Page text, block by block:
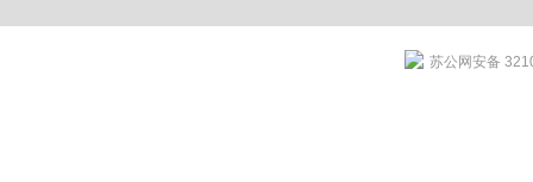
苏公网安备